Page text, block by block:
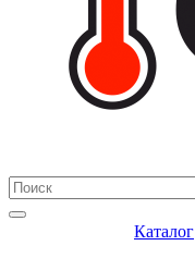
Каталог